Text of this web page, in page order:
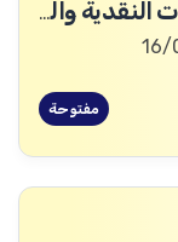
منسق برنامج المساعدات النقدية والقسائم (CVA Coordinator)
مفتوحة